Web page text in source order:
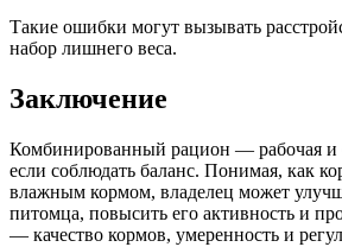
Такие ошибки могут вызывать
набор лишнего веса.
Заключение
Комбинированный рацион — рабочая и
если соблюдать баланс. Понимая, как
влажным кормом, владелец может
питомца, повысить его активность и
— качество кормов, умеренность и